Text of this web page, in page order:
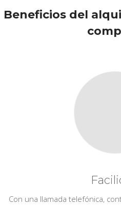
Beneficios del
Con una llamada telefónica,